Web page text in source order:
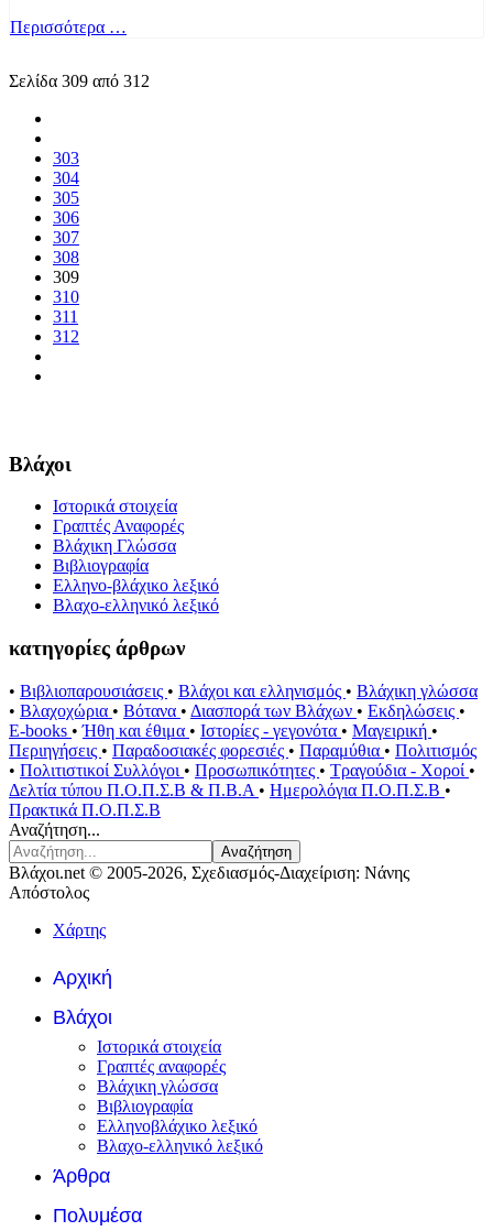
Περισσότερα …
Σελίδα 309 από 312
303
304
305
306
307
308
309
310
311
312
Βλάχοι
Ιστορικά στοιχεία
Γραπτές Αναφορές
Βλάχικη Γλώσσα
Βιβλιογραφία
Ελληνο-βλάχικο λεξικό
Βλαχο-ελληνικό λεξικό
κατηγορίες άρθρων
• Βιβλιοπαρουσιάσεις • Βλάχοι και ελληνισμός • Βλάχικη γλώσσα
• Βλαχοχώρια • Βότανα • Διασπορά των Βλάχων • Εκδηλώσεις •
E-books •Ήθη και έθιμα • Ιστορίες - γεγονότα • Μαγειρική •
Περιηγήσεις • Παραδοσιακές φορεσιές • Παραμύθια • Πολιτισμός
• Πολιτιστικοί Συλλόγοι • Προσωπικότητες • Τραγούδια - Χοροί •
Δελτία τύπου Π.Ο.Π.Σ.Β & Π.Β.Α • Ημερολόγια Π.Ο.Π.Σ.Β •
Πρακτικά Π.Ο.Π.Σ.Β
Αναζήτηση...
Αναζήτηση
Βλάχοι.net © 2005-2026, Σχεδιασμός-Διαχείριση: Νάνης
Απόστολος
Χάρτης
Αρχική
Βλάχοι
Ιστορικά στοιχεία
Γραπτές αναφορές
Βλάχικη γλώσσα
Βιβλιογραφία
Ελληνοβλάχικο λεξικό
Βλαχο-ελληνικό λεξικό
Άρθρα
Πολυμέσα